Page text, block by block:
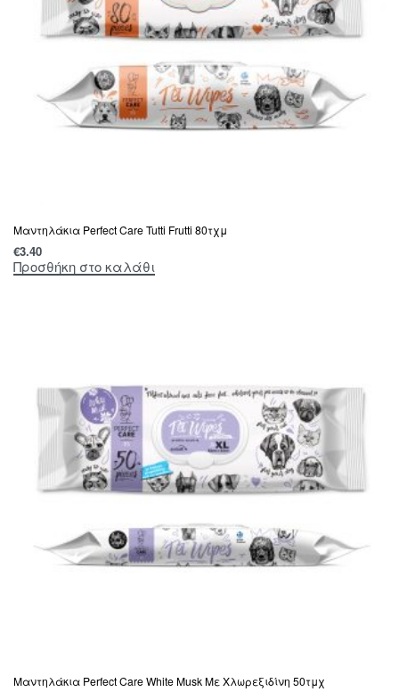
Μαντηλάκια Perfect Care Tutti Frutti 80τχμ
€3.40
Προσθήκη στο καλάθι
Μαντηλάκια Perfect Care White Musk Με Χλωρεξιδίνη 50τμχ